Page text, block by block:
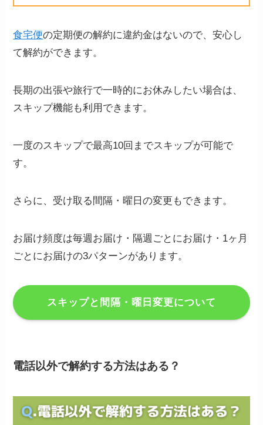
食宅便の定期便の解約に違約金はないので、安心し
て解約ができます。
長期の出張や旅行で一時的にお休みしたい場合は、
スキップ機能も利用できます。
一度のスキップで最高10回までスキップが可能で
す。
さらに、受け取る間隔・曜日の変更もできます。
お届け頻度は毎週お届け・隔週ごとにお届け・1ヶ月
ごとにお届けの3パターンがあります。
スキップと間隔・曜日変更について
電話以外で解約する方法はある？